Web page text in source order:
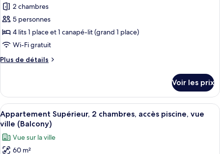
accès
piscine,
vue
ville
(Terrace)
grand
lit
et
canapé-
lit,
accès
ville
pour
ce
type
de
chambre :
Appartement
2
chambres
(NO
access
to
Pool/Rooftop)
2 chambres
5 personnes
4 lits 1 place et 1 canapé-lit (grand 1 place)
Wi-Fi gratuit
Plus de détails
Plus
le
type
de
chambre
Appartement
Standard,
2
Voir les prix
Afficher
toutes
les
photos
Une cuisine moderne avec des
8
Appartement Supérieur, 2 chambres, accès piscine, vue
ville (Balcony)
Vue sur la ville
60 m²